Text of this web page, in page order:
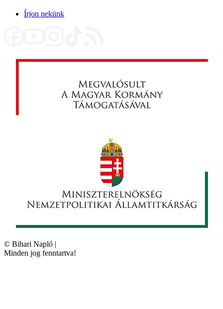
Írjon nekünk
© Bihari Napló |
Minden jog fenntartva!